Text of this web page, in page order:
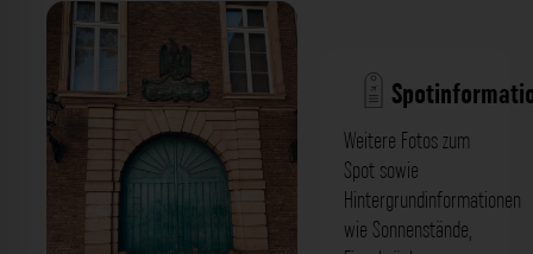
Weitere Fotos zum
Spot sowie
Hintergrundinformationen
wie Sonnenstände,